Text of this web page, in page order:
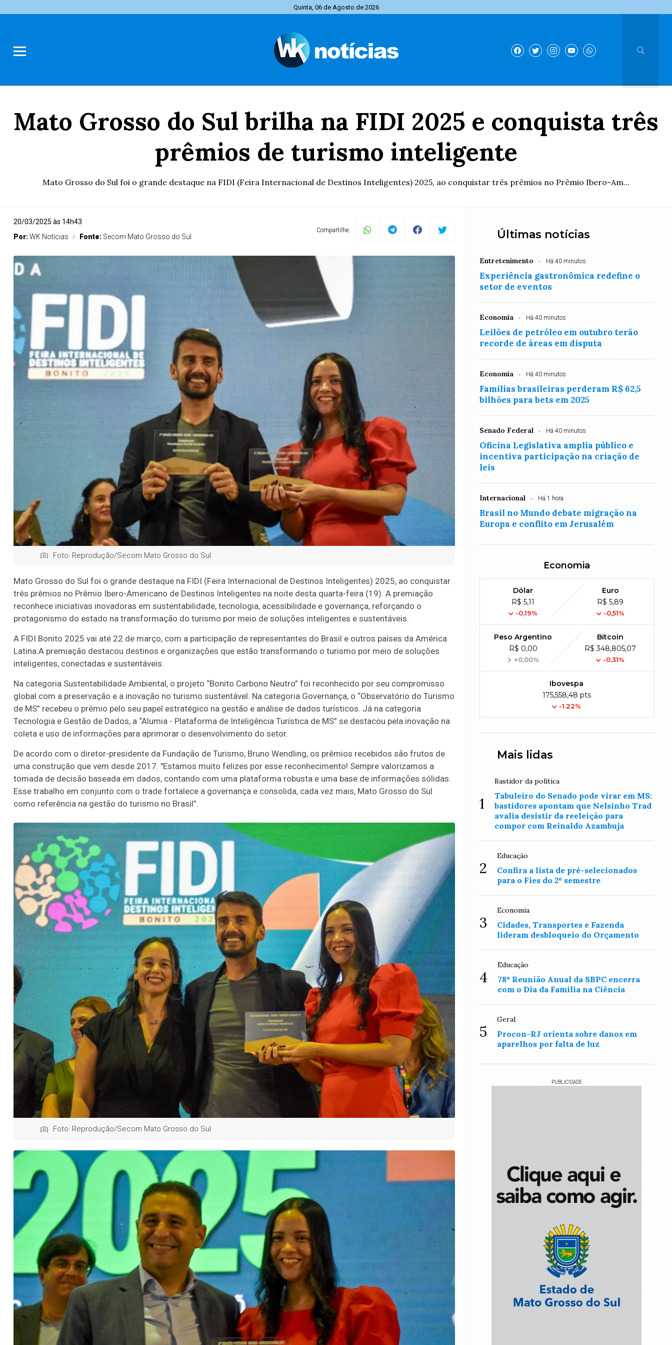
Quinta, 06 de Agosto de 2026
Mato Grosso do Sul brilha na FIDI 2025 e conquista três
prêmios de turismo inteligente
Mato Grosso do Sul foi o grande destaque na FIDI (Feira Internacional de Destinos Inteligentes) 2025, ao conquistar três prêmios no Prêmio Ibero-Am...
20/03/2025 às 14h43
Por:WK Notícias Fonte: Secom Mato Grosso do Sul
Compartilhe:
Foto: Reprodução/Secom Mato Grosso do Sul
Mato Grosso do Sul foi o grande destaque na FIDI (Feira Internacional de Destinos Inteligentes) 2025, ao conquistar
três prêmios no Prêmio Ibero-Americano de Destinos Inteligentes na noite desta quarta-feira (19). A premiação
reconhece iniciativas inovadoras em sustentabilidade, tecnologia, acessibilidade e governança, reforçando o
protagonismo do estado na transformação do turismo por meio de soluções inteligentes e sustentáveis.
A FIDI Bonito 2025 vai até 22 de março, com a participação de representantes do Brasil e outros países da América
Latina.A premiação destacou destinos e organizações que estão transformando o turismo por meio de soluções
inteligentes, conectadas e sustentáveis.
Na categoria Sustentabilidade Ambiental, o projeto “Bonito Carbono Neutro” foi reconhecido por seu compromisso
global com a preservação e a inovação no turismo sustentável. Na categoria Governança, o “Observatório do Turismo
de MS” recebeu o prêmio pelo seu papel estratégico na gestão e análise de dados turísticos. Já na categoria
Tecnologia e Gestão de Dados, a “Alumia - Plataforma de Inteligência Turística de MS” se destacou pela inovação na
coleta e uso de informações para aprimorar o desenvolvimento do setor.
De acordo com o diretor-presidente da Fundação de Turismo, Bruno Wendling, os prêmios recebidos são frutos de
uma construção que vem desde 2017. "Estamos muito felizes por esse reconhecimento! Sempre valorizamos a
tomada de decisão baseada em dados, contando com uma plataforma robusta e uma base de informações sólidas.
Esse trabalho em conjunto com o trade fortalece a governança e consolida, cada vez mais, Mato Grosso do Sul
como referência na gestão do turismo no Brasil”.
Foto: Reprodução/Secom Mato Grosso do Sul
Últimas notícias
Entretenimento Há 40 minutos
Experiência gastronômica redefine o
setor de eventos
Economia Há 40 minutos
Leilões de petróleo em outubro terão
recorde de áreas em disputa
Economia Há 40 minutos
Famílias brasileiras perderam R$ 62,5
bilhões para bets em 2025
Senado Federal Há 40 minutos
Oficina Legislativa amplia público e
incentiva participação na criação de
leis
Internacional Há 1 hora
Brasil no Mundo debate migração na
Europa e conflito em Jerusalém
Economia
Dólar
R$ 5,11
-0,19%
Euro
R$ 5,89
-0,51%
Peso Argentino
R$ 0,00
+0,00%
Bitcoin
R$ 348,805,07
-0,31%
Ibovespa
175,558,48 pts
-1.22%
Mais lidas
1
Bastidor da política
Tabuleiro do Senado pode virar em MS:
bastidores apontam que Nelsinho Trad
avalia desistir da reeleição para
compor com Reinaldo Azambuja
2
Educação
Confira a lista de pré-selecionados
para o Fies do 2º semestre
3
Economia
Cidades, Transportes e Fazenda
lideram desbloqueio do Orçamento
4
Educação
78ª Reunião Anual da SBPC encerra
com o Dia da Família na Ciência
5
Geral
Procon-RJ orienta sobre danos em
aparelhos por falta de luz
PUBLICIDADE